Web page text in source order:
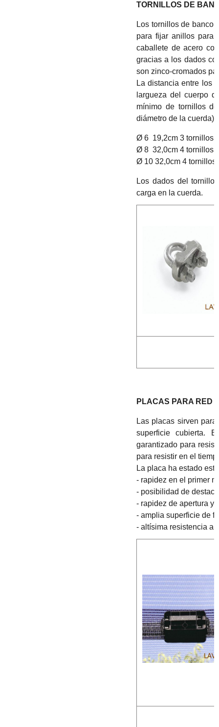
TORNILLOS DE
Los tornillos de banco
para fijar anillos para
caballete de acero
gracias a los dados
son zinco-cromados
La distancia entre los
largueza del cuerpo
mínimo de tornillos
diámetro de la cuerda):
Ø 6 19,2cm 3 tornillos
Ø 8 32,0cm 4 tornillos
Ø 10 32,0cm 4 tornillos
Los dados del
carga en la cuerda.
PLACAS PARA RED
Las placas sirven
superficie cubierta.
garantizado para
para resistir en el
La placa ha estado
- rapidez en el primer
- posibilidad de
- rapidez de apertura y
- amplia superficie de
- altísima resistencia a